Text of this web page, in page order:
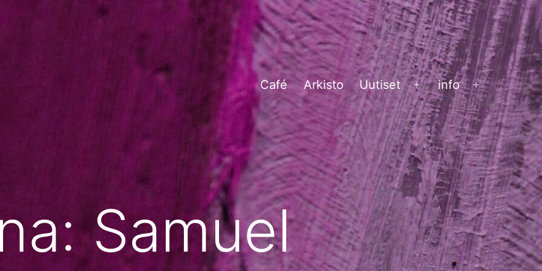
Café Arkisto Uutiset
Avaa
valikko
info
Avaa
valikko
Samuel